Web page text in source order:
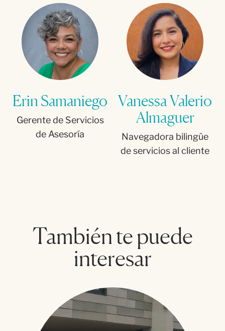
Erin Samaniego
Gerente de Servicios
de Asesoría
Vanessa Valerio
Almaguer
Navegadora bilingüe
de servicios al cliente
También te puede
interesar